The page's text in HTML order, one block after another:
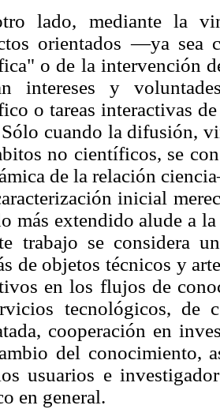
lado, mediante la
orientados —ya sea
o de la intervención
intereses y
o tareas interactivas
cuando la difusión,
no científicos, se
de la relación
inicial
más extendido alude a
trabajo se considera
de objetos técnicos y
en los flujos de
tecnológicos, de
cooperación en
del conocimiento,
usuarios e
en general.